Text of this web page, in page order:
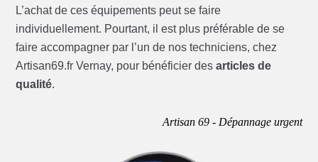
L’achat de ces équipements peut se faire
individuellement. Pourtant, il est plus préférable de se
faire accompagner par l’un de nos techniciens, chez
Artisan69.fr Vernay, pour bénéficier desarticles de
qualité.
Artisan 69 - Dépannage urgent